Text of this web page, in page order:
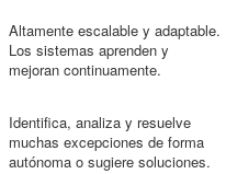
Altamente escalable y adaptable.
Los sistemas aprenden y
mejoran continuamente.
Identifica, analiza y resuelve
muchas excepciones de forma
autónoma o sugiere soluciones.